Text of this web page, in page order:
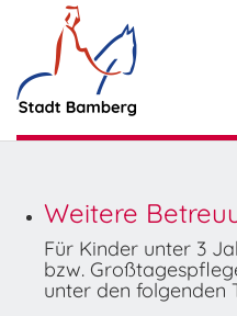
Weitere
Für Kinder unter 3
bzw.
unter den folgenden